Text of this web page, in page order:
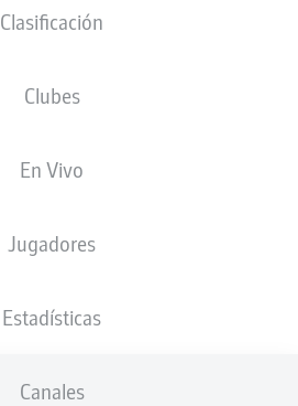
Clasificación
Clubes
En Vivo
Jugadores
Estadísticas
Canales